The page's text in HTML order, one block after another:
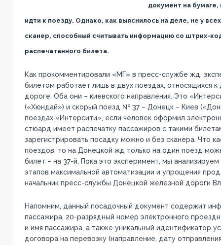
документ на
идти к поезду. Однако, как выяснилось на деле, не у
сканер, способный считывать информацию со штрих-
распечатанного билета.
Как прокомментировали «МГ» в пресс-службе жд,
билетом работает лишь в двух поездах, относящихся
дороге. Оба они – киевского направления. Это
(«Хюндай») и скорый поезд № 37 – Донецк – Киев
поездах «Интерсити», если человек оформил
стюард имеет распечатку пассажиров с такими
зарегистрировать посадку можно и без сканера. Что
поездов, то на Донецкой жд только на один поезд
билет – на 37-й. Пока это эксперимент, мы
этапов максимальной автоматизации и упрощения
начальник пресс-службы Донецкой железной дороги
Напомним, данный посадочный документ содержит
пассажира, 20-разрядный номер электронного
и имя пассажира, а также уникальный идентификатор
договора на перевозку (направление, дату